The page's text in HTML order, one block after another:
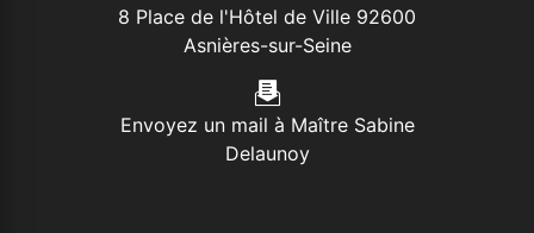
8 Place de l'Hôtel de Ville 92600
Asnières-sur-Seine
Envoyez un mail à Maître Sabine
Delaunoy